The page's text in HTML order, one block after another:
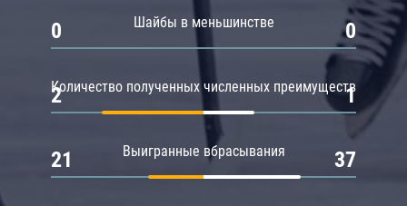
Шайбы в меньшинстве
0 0
Количество полученных численных преимуществ
2 1
Выигранные вбрасывания
21 37